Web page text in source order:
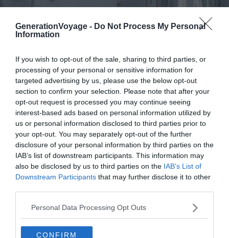
GenerationVoyage - Do Not Process My Personal
Information
If you wish to opt-out of the sale, sharing to third parties, or
processing of your personal or sensitive information for
targeted advertising by us, please use the below opt-out
section to confirm your selection. Please note that after your
opt-out request is processed you may continue seeing
interest-based ads based on personal information utilized by
us or personal information disclosed to third parties prior to
your opt-out. You may separately opt-out of the further
disclosure of your personal information by third parties on the
IAB’s list of downstream participants. This information may
also be disclosed by us to third parties on the IAB’s List of
Downstream Participants that may further disclose it to other
Personal Data Processing Opt Outs
CONFIRM
Crédit photo :
Budget:
Prestation:
. Ici, pas de
superflu inutile, puisque la décoration reste simple et
pittoresque des maisons du Sud. Vous pourrez